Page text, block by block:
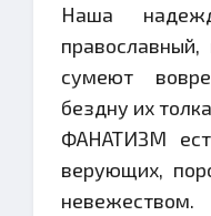
Наша
сумеют
бездну их
ФАНАТИЗМ
верующих,